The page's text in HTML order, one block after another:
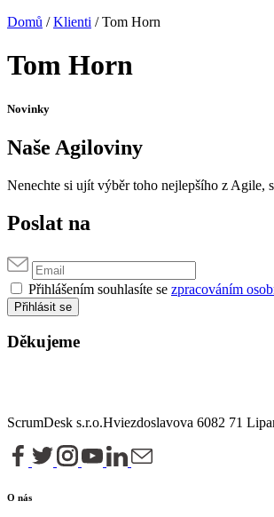
Domů / Klienti / Tom Horn
Tom Horn
Novinky
Naše Agiloviny
Nenechte si ujít výběr toho nejlepšího z Agile,
Poslat na
Přihlášením souhlasíte se zpracováním
Přihlásit se
Děkujeme
ScrumDesk s.r.o.Hviezdoslavova 6082 71
O nás